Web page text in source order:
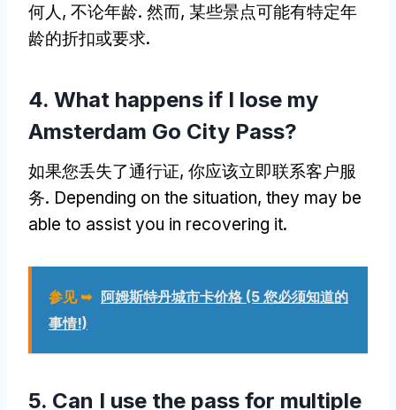
何人, 不论年龄. 然而, 某些景点可能有特定年
龄的折扣或要求.
4. What happens if I lose my
Amsterdam Go City Pass?
如果您丢失了通行证, 你应该立即联系客户服
务. Depending on the situation, they may be
able to assist you in recovering it.
参见 ➥ 阿姆斯特丹城市卡价格 (5 您必须知道的
事情!)
5. Can I use the pass for multiple